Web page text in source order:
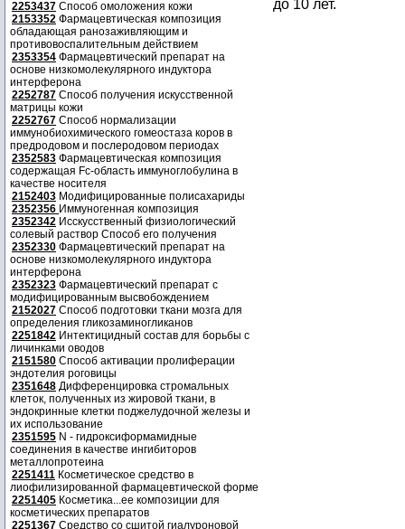
2253437 Способ омоложения кожи
2153352 Фармацевтическая композиция
обладающая ранозаживляющим и
противовоспалительным действием
2353354 Фармацевтический препарат на
основе низкомолекулярного индуктора
интерферона
2252787 Способ получения искусственной
матрицы кожи
2252767 Способ нормализации
иммунобиохимического гомеостаза коров в
предродовом и послеродовом периодах
2352583 Фармацевтическая композиция
содержащая Fc-область иммуноглобулина в
качестве носителя
2152403 Модифицированные полисахариды
2352356 Иммуногенная композиция
2352342 Исскусственный физиологический
солевый раствор Способ его получения
2352330 Фармацевтический препарат на
основе низкомолекулярного индуктора
интерферона
2352323 Фармацевтический препарат с
модифицированным высвобождением
2152027 Способ подготовки ткани мозга для
определения гликозаминогликанов
2251842 Интектицидный состав для борьбы с
личинками оводов
2151580 Способ активации пролиферации
эндотелия роговицы
2351648 Дифференцировка стромальных
клеток, полученных из жировой ткани, в
эндокринные клетки поджелудочной железы и
их использование
2351595 N - гидроксиформамидные
соединения в качестве ингибиторов
металлопротеина
2251411 Косметическое средство в
лиофилизированной фармацевтической форме
2251405 Косметика...ее композиции для
косметических препаратов
2251367 Средство со сшитой гиалуроновой
до 10 лет.